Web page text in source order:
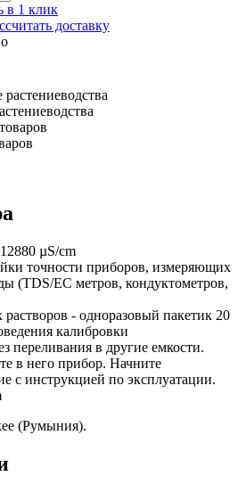
в 1 клик
доставку
µS/cm
точности приборов, измеряющих
(TDS/ЕС метров, кондуктометров,
- одноразовый пакетик 20
калибровки
переливания в другие емкости.
в него прибор. Начните
с инструкцией по эксплуатации.
(Румыния).